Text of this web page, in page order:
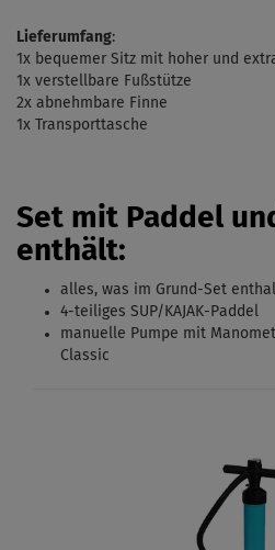
Lieferumfang:
1x bequemer Sitz mit hoher und
1x verstellbare Fußstütze
2x abnehmbare Finne
1x Transporttasche
Set mit Paddel
enthält:
alles, was im Grund-Set
4-teiliges SUP/KAJAK-Paddel
manuelle Pumpe mit
Classic